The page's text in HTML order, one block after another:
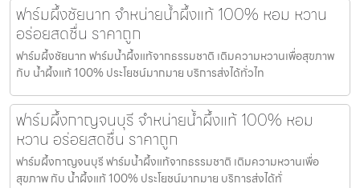
ฟาร์มผึ้งชัยนาท จำหน่ายน้ำผึ้งแท้ 100% หอม หวาน
อร่อยสดชื่น ราคาถูก
ฟาร์มผึ้งชัยนาท ฟาร์มน้ำผึ้งแท้จากธรรมชาติ เติมความหวานเพื่อสุขภาพ
กับ น้ำผึ้งแท้ 100% ประโยชน์มากมาย บริการส่งได้ทั่วไท
ฟาร์มผึ้งกาญจนบุรี จำหน่ายน้ำผึ้งแท้ 100% หอม
หวาน อร่อยสดชื่น ราคาถูก
ฟาร์มผึ้งกาญจนบุรี ฟาร์มน้ำผึ้งแท้จากธรรมชาติ เติมความหวานเพื่อ
สุขภาพ กับ น้ำผึ้งแท้ 100% ประโยชน์มากมาย บริการส่งได้ทั่